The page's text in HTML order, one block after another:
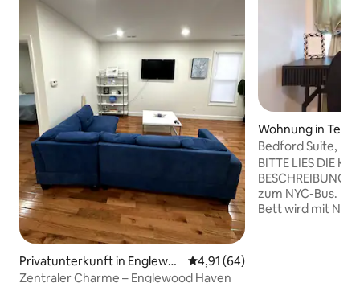
Privatunterkunft in Englewo
od
Durchschnittliche Bewertung:
4,91 (64)
Zentraler Charme – Englewood Haven
Wohnung in
Bedford Suite,
Flughäfen NYC &
BITTE LIES DIE
BESCHREIBUNG
zum NYC-Bus. Die private Suite mit 1
Bett wird mit